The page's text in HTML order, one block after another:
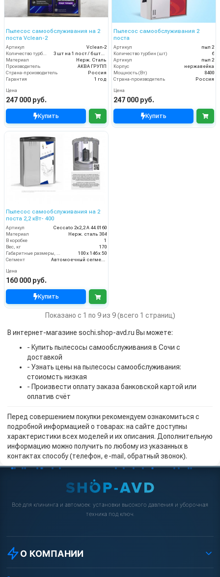
Пылесос самообслуживания на 2
поста Vclean-2
Артикул
Vclean-2
3 шт на 1 пост / 6 штук итого
Материал
Нерж. Сталь
Производитель
АКВА ГРУПП
Страна-производитель
Россия
Гарантия
1 год
Цена
247 000 руб.
Купить
Пылесос самообслуживания 2
поста
Артикул
пыл 2
Количество турбин (шт)
6
Артикул
пыл 2
Корпус
нержавейка
Мощность (Вт)
8400
Страна-производитель
Россия
Цена
247 000 руб.
Купить
Пылесос самообслуживания на 2
поста 2,2 кВт- 400
Артикул
Ceccato 2х2,2 А 44.0160
Материал
Нерж. сталь 304
В коробке
1
Вес, кг
170
Габаритные размеры, мм
100 x 146 x 50
Сегмент
Автомоечный сегмент
Цена
160 000 руб.
Купить
Показано с 1 по 9 из 9 (всего 1 страниц)
В интернет-магазине sochi.shop-avd.ru Вы можете:
- Купить пылесосы самообслуживания в Сочи с
доставкой
- Узнать цены на пылесосы самообслуживания:
стоиомсть низкая
- Произвести оплату заказа банковской картой или
оплатив счёт
Перед совершением покупки рекомендуем ознакомиться с
подробной информацией о товарах: на сайте доступны
характеристики всех моделей и их описания. Дополнительную
информацию можно получить по любому из указанных в
контактах способу (телефон, e-mail, обратный звонок).
Всё для клининга и автомоек: установки высокого давления и уборочная
техника под ключ.
О КОМПАНИИ
О компании